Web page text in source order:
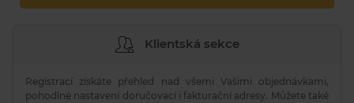
Klientská sekce
Registrací získáte přehled nad všemi Vašimi objednávkami,
pohodlné nastavení doručovací i fakturační adresy. Můžete také